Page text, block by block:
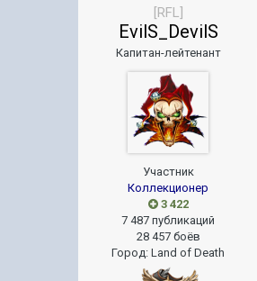
[RFL]
EvilS_DevilS
Капитан-лейтенант
Участник
Коллекционер
3 422
7 487 публикаций
28 457 боёв
Город:Land of Death